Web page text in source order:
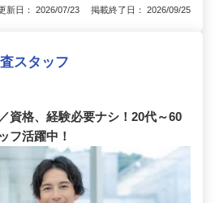
新日： 2026/07/23 掲載終了日： 2026/09/25
スタッフ
資格、経験必要ナシ！20代～60
フ活躍中！